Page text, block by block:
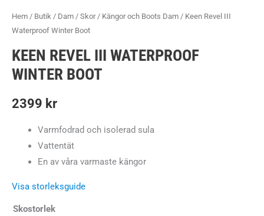
Hem / Butik / Dam / Skor/ Kängor och Boots Dam / Keen Revel III
Waterproof Winter Boot
KEEN REVEL III WATERPROOF
WINTER BOOT
2399 kr
Varmfodrad och isolerad sula
Vattentät
En av våra varmaste kängor
Visa storleksguide
Skostorlek